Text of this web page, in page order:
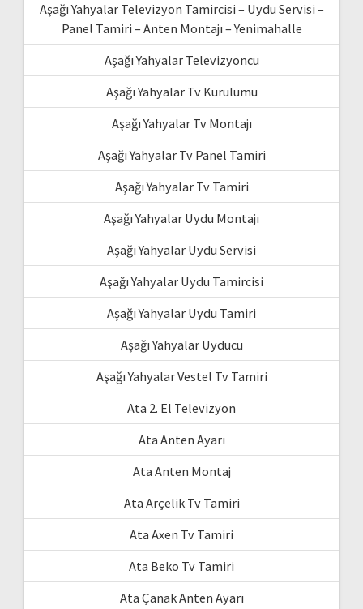
Aşağı Yahyalar Televizyon Tamircisi – Uydu Servisi –
Panel Tamiri – Anten Montajı – Yenimahalle
Aşağı Yahyalar Televizyoncu
Aşağı Yahyalar Tv Kurulumu
Aşağı Yahyalar Tv Montajı
Aşağı Yahyalar Tv Panel Tamiri
Aşağı Yahyalar Tv Tamiri
Aşağı Yahyalar Uydu Montajı
Aşağı Yahyalar Uydu Servisi
Aşağı Yahyalar Uydu Tamircisi
Aşağı Yahyalar Uydu Tamiri
Aşağı Yahyalar Uyducu
Aşağı Yahyalar Vestel Tv Tamiri
Ata 2. El Televizyon
Ata Anten Ayarı
Ata Anten Montaj
Ata Arçelik Tv Tamiri
Ata Axen Tv Tamiri
Ata Beko Tv Tamiri
Ata Çanak Anten Ayarı